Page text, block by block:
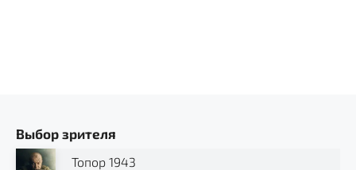
Выбор зрителя
Топор 1943